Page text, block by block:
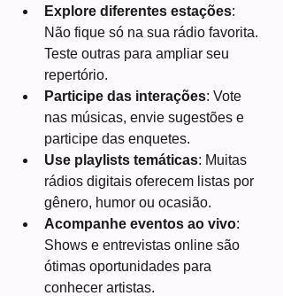
Explore diferentes estações:
Não fique só na sua rádio favorita.
Teste outras para ampliar seu
repertório.
Participe das interações: Vote
nas músicas, envie sugestões e
participe das enquetes.
Use playlists temáticas: Muitas
rádios digitais oferecem listas por
gênero, humor ou ocasião.
Acompanhe eventos ao vivo:
Shows e entrevistas online são
ótimas oportunidades para
conhecer artistas.